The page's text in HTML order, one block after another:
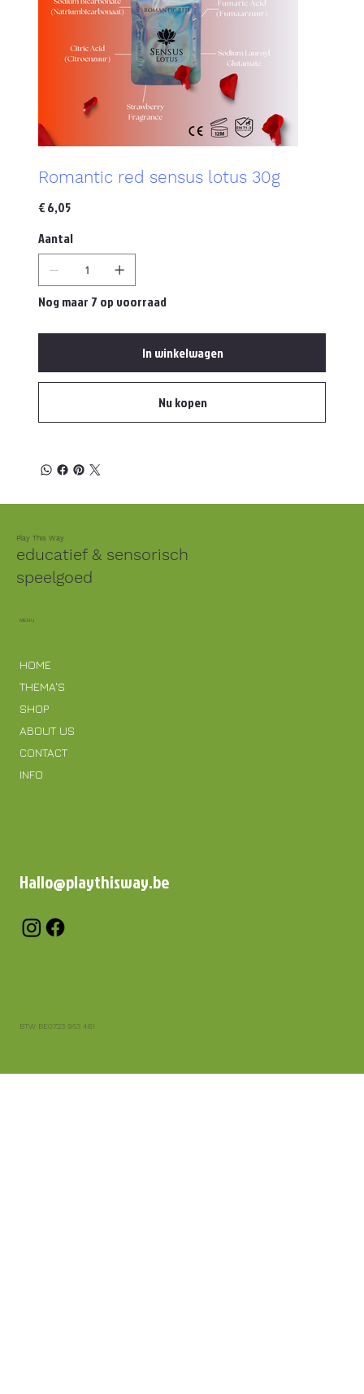
Romantic red sensus lotus 30g
Prijs
€ 6,05
Aantal
Nog maar 7 op voorraad
In winkelwagen
Nu kopen
Play This Way
educatief & sensorisch
speelgoed
MENU
HOME
THEMA'S
SHOP
ABOUT US
CONTACT
INFO
Hallo@playthisway.be
BTW BE0723 953 461